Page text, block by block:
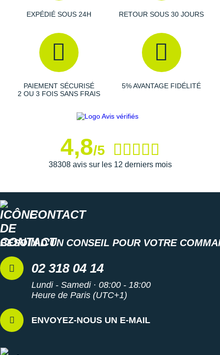
Conçu à partir de matériaux recyclés, son mesh
technique permet une circulation de l'air adaptée à vos
efforts. Il vous fait profiter d'un ajustement précis et d'un
maintien sans faille grâce notamment à sa
structure
Semelle extérieure: Son caoutchouc
Semelle intérieure amovible
Éléments réfléchissants : visibilité
Semelle intermédiaire bio-attribuée à 50% réduit
l'empreinte CO2 du modèle à moins de 20%
Les autres produits
EXPÉDIÉ SOUS 24H RETOUR SOUS 30 JOURS
PAIEMENT SÉCURISÉ
2 OU 3 FOIS SANS FRAIS
5% AVANTAGE FIDÉLITÉ
4,8/5
38308 avis sur les 12 derniers mois
CONTACT
BESOIN D'UN CONSEIL POUR VOTRE
02 318 04 14
Lundi - Samedi · 08:00 - 18:00
Heure de Paris (UTC+1)
ENVOYEZ-NOUS UN E-MAIL